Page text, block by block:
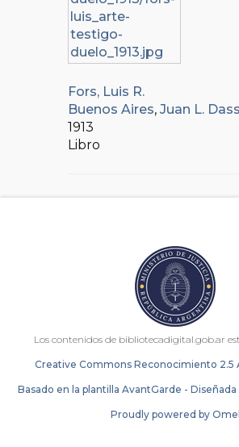
Fors, Luis R.
Buenos Aires, Juan L.
1913
Libro
Los contenidos de bibliotecadigital.gob.ar
Creative Commons Reconocimiento 2.5
Basado en la plantilla AvantGarde -
Proudly powered by